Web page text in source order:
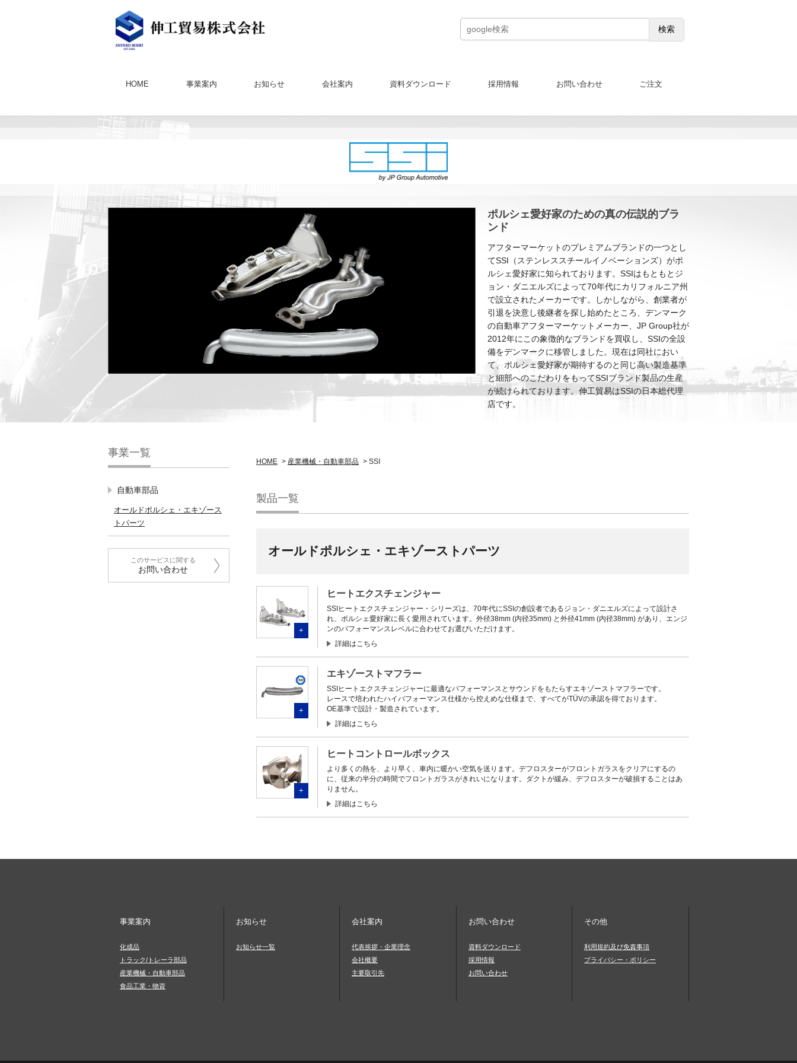
HOME 事業案内 お知らせ 会社案内 資料ダウンロード 採用情報 お問い合わせ ご注文
ポルシェ愛好家のための真の伝説的ブラ
ンド
アフターマーケットのプレミアムブランドの一つとし
てSSI（ステンレススチールイノベーションズ）がポ
ルシェ愛好家に知られております。SSIはもともとジ
ョン・ダニエルズによって70年代にカリフォルニア州
で設立されたメーカーです。しかしながら、創業者が
引退を決意し後継者を探し始めたところ、デンマーク
の自動車アフターマーケットメーカー、JP Group社が
2012年にこの象徴的なブランドを買収し、SSIの全設
備をデンマークに移管しました。現在は同社におい
て、ポルシェ愛好家が期待するのと同じ高い製造基準
と細部へのこだわりをもってSSIブランド製品の生産
が続けられております。伸工貿易はSSIの日本総代理
店です。
事業一覧
自動車部品
オールドポルシェ・エキゾース
トパーツ
このサービスに関する
お問い合わせ
HOME > 産業機械・自動車部品 > SSI
製品一覧
オールドポルシェ・エキゾーストパーツ
+
ヒートエクスチェンジャー
SSIヒートエクスチェンジャー・シリーズは、70年代にSSIの創設者であるジョン・ダニエルズによって設計さ
れ、ポルシェ愛好家に長く愛用されています。外径38mm (内径35mm) と外径41mm (内径38mm) があり、エンジ
ンのパフォーマンスレベルに合わせてお選びいただけます。
詳細はこちら
+
エキゾーストマフラー
SSIヒートエクスチェンジャーに最適なパフォーマンスとサウンドをもたらすエキゾーストマフラーです。
レースで培われたハイパフォーマンス仕様から控えめな仕様まで、すべてがTÜVの承認を得ております。
OE基準で設計・製造されています。
詳細はこちら
+
ヒートコントロールボックス
より多くの熱を、より早く、車内に暖かい空気を送ります。デフロスターがフロントガラスをクリアにするの
に、従来の半分の時間でフロントガラスがきれいになります。ダクトが緩み、デフロスターが破損することはあ
りません。
詳細はこちら
事業案内
化成品
トラック/トレーラ部品
産業機械・自動車部品
食品工業・物資
お知らせ
お知らせ一覧
会社案内
代表挨拶・企業理念
会社概要
主要取引先
お問い合わせ
資料ダウンロード
採用情報
お問い合わせ
その他
利用規約及び免責事項
プライバシー・ポリシー